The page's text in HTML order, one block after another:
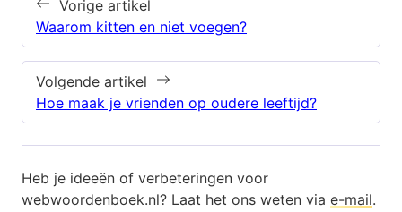
Vorige artikel
Waarom kitten en niet voegen?
Volgende artikel
Hoe maak je vrienden op oudere leeftijd?
Heb je ideeën of verbeteringen voor
webwoordenboek.nl? Laat het ons weten via e-mail.